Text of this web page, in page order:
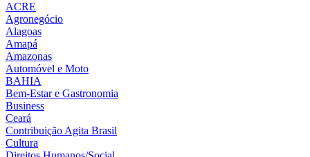
ACRE
Agronegócio
Alagoas
Amapá
Amazonas
Automóvel e Moto
BAHIA
Bem-Estar e Gastronomia
Business
Ceará
Contribuição Agita Brasil
Cultura